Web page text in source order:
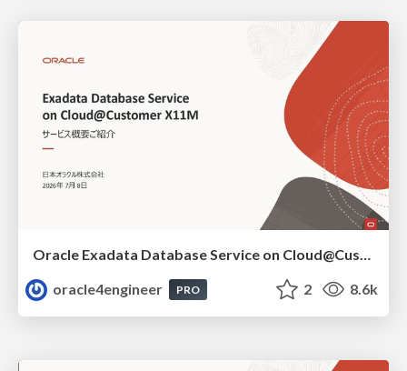
oracle4engineer
PRO 2 8.6k